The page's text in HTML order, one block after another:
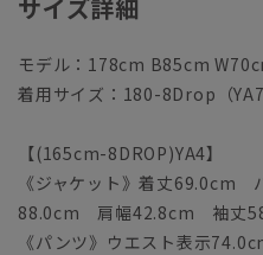
サイズ詳細
モデル：178cm B85cm
着用サイズ：180-8Drop（YA7
【(165cm-8DROP)YA4】
《ジャケット》着丈69.0cm
88.0cm 肩幅42.8cm 袖丈
《パンツ》ウエスト表示